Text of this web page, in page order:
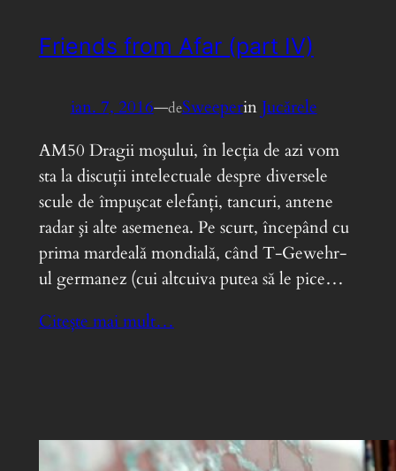
Friends from Afar (part IV)
ian. 7, 2016—deSweeperinJucărele
AM50 Dragii moşului, în lecţia de azi vom
sta la discuţii intelectuale despre diversele
scule de împuşcat elefanţi, tancuri, antene
radar şi alte asemenea. Pe scurt, începând cu
prima mardeală mondială, când T-Gewehr-
ul germanez (cui altcuiva putea să le pice…
Citește mai mult…